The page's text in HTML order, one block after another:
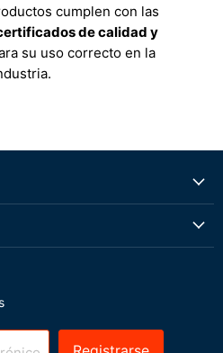
cumplen con las
de calidad y
su uso correcto en la